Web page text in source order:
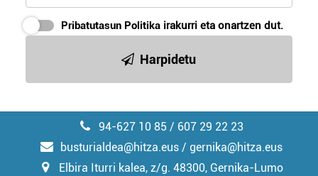
Pribatutasun Politika irakurri eta onartzen dut.
Harpidetu
94-627 10 85 / 607 29 22 23
busturialdea@hitza.eus / gernika@hitza.eus
Elbira Iturri kalea, z/g. 48300, Gernika-Lumo